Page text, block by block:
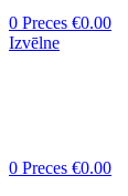
0 Preces €0.00
Izvēlne
0 Preces €0.00